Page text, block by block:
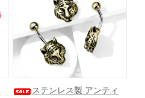
ステンレス製 アンティ